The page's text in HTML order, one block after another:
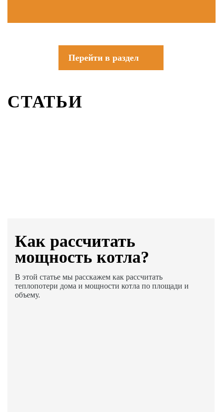
Перейти в раздел
СТАТЬИ
Как раcсчитать
мощность котла?
В этой статье мы расскажем как рассчитать
теплопотери дома и мощности котла по площади и
объему.